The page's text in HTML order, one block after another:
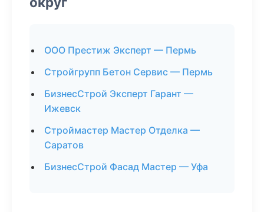
ООО Престиж Эксперт — Пермь
Стройгрупп Бетон Сервис — Пермь
БизнесСтрой Эксперт Гарант —
Ижевск
Строймастер Мастер Отделка —
Саратов
БизнесСтрой Фасад Мастер — Уфа